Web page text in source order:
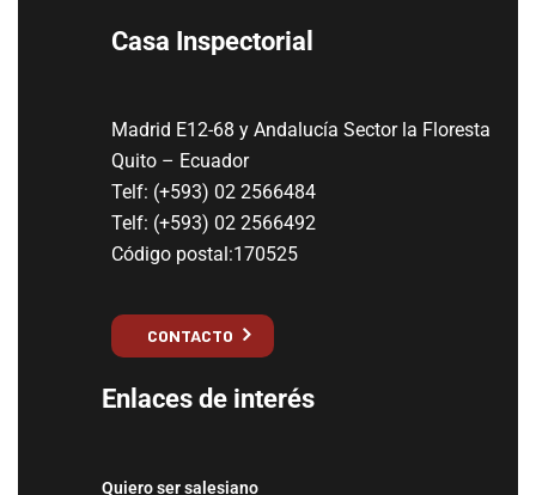
Casa Inspectorial
Madrid E12-68 y Andalucía Sector la Floresta
Quito – Ecuador
Telf: (+593) 02 2566484
Telf: (+593) 02 2566492
Código postal:170525
CONTACTO
Enlaces de interés
Quiero ser salesiano